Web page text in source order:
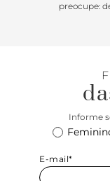
preocupe:
Informe
E-mail*